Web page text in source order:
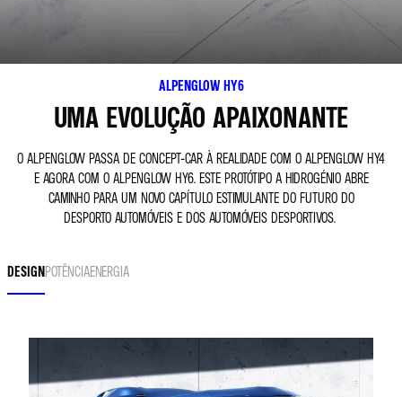
ALPENGLOW HY6
UMA EVOLUÇÃO APAIXONANTE
O ALPENGLOW PASSA DE CONCEPT-CAR À REALIDADE COM O ALPENGLOW HY4
E AGORA COM O ALPENGLOW HY6. ESTE PROTÓTIPO A HIDROGÉNIO ABRE
CAMINHO PARA UM NOVO CAPÍTULO ESTIMULANTE DO FUTURO DO
DESPORTO AUTOMÓVEIS E DOS AUTOMÓVEIS DESPORTIVOS.
DESIGNPOTÊNCIAENERGIA